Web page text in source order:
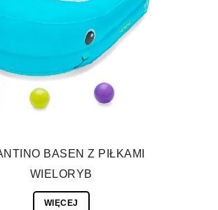
BASEN Z PIŁKAMI
WIELORYB
WIĘCEJ